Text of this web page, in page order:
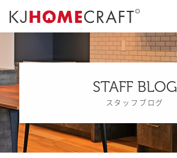
STAFF BLOG
スタッフブログ